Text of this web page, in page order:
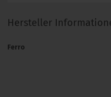
Hersteller
Ferro